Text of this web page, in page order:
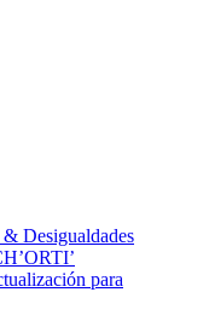
Desigualdades
para